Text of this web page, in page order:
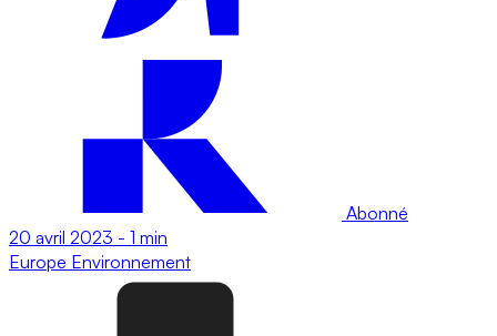
Abonné
20 avril 2023 - 1 min
Europe Environnement